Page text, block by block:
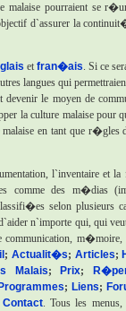
pourraient se
d`assurer la
et fran�ais. Si ce
langues qui
le moyen de
la culture malaise
en tant que r�gles
l`inventaire et
comme des m�dias
selon plusieurs
n`importe qui, qui
m�moire,
;Actualit�s; Articles;
Malais; Prix;
Programmes; Liens;
Contact. Tous les